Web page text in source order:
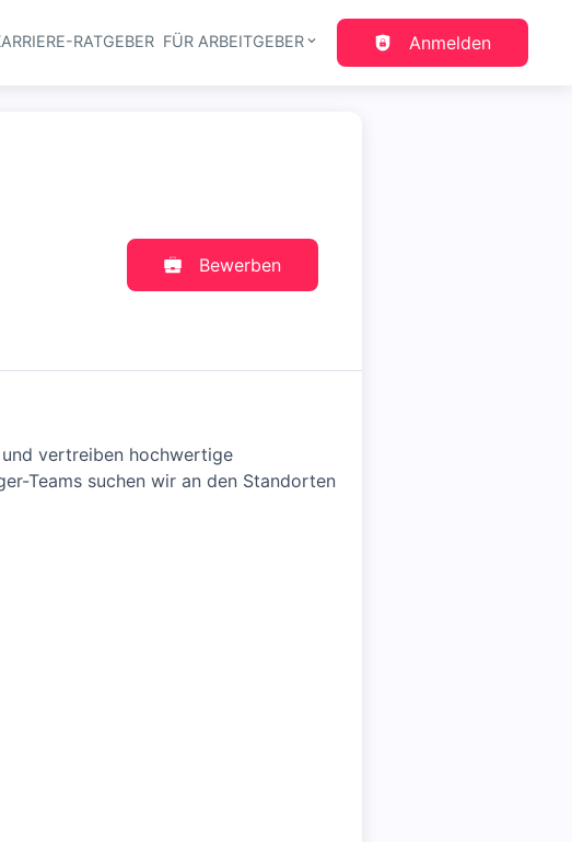
Navigation
RATGEBER FÜR ARBEITGEBER Anmelden
Bewerben
vertreiben hochwertige
Teams suchen wir an den Standorten